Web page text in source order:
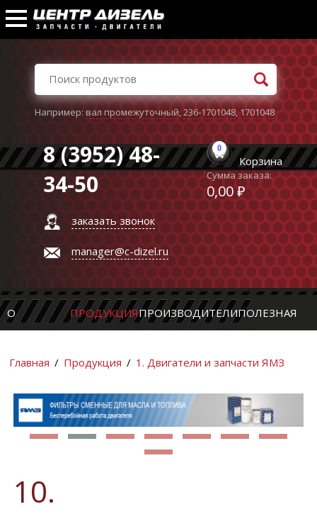
Например:вал промежуточный,236-1701048,1701048
8 (3952) 48-
34-50
заказать звонок
manager@c-dizel.ru
0
Корзина
Сумма заказа:
0,00 ₽
О ПРОДУКЦИЯПРОИЗВОДИТЕЛИПОЛЕЗНАЯ
Главная / Продукция / 1. Двигатели и запчасти ЯМЗ
10.